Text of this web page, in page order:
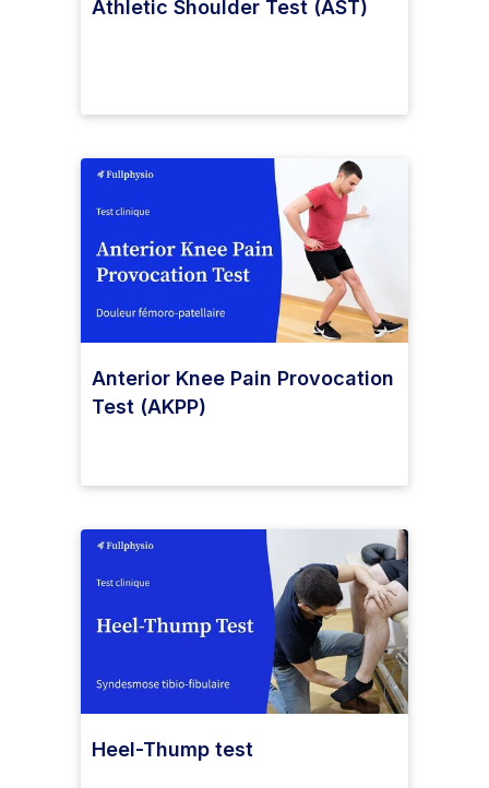
Athletic Shoulder Test (AST)
Anterior Knee Pain Provocation
Test (AKPP)
Heel-Thump test